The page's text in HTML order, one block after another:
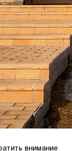
внимание